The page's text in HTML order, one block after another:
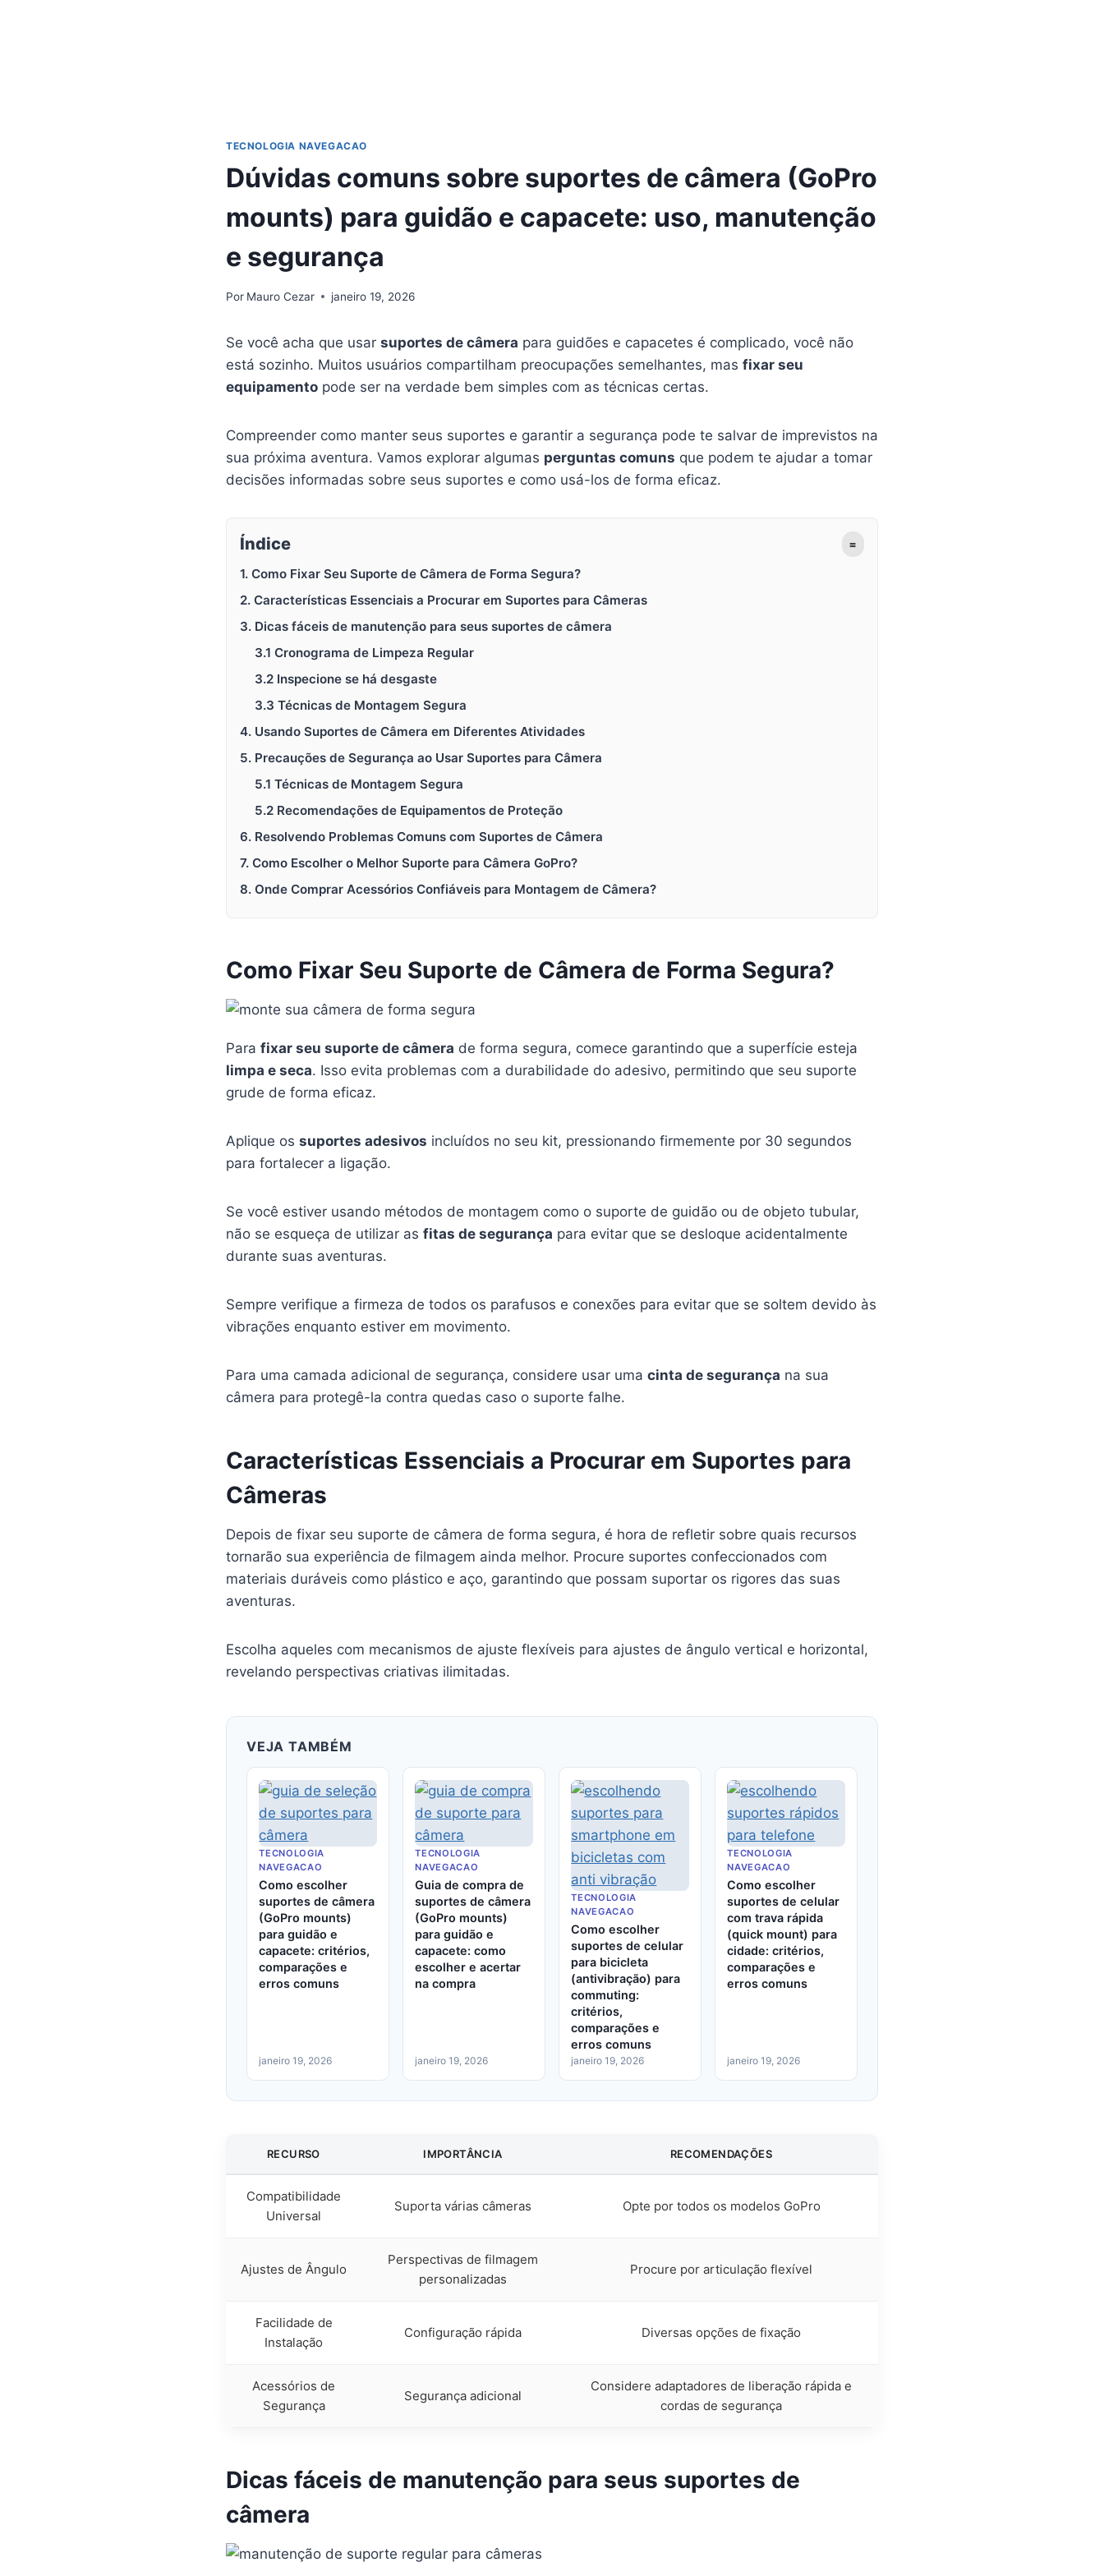
TECNOLOGIA NAVEGACAO
Dúvidas comuns sobre suportes de câmera (GoPro
mounts) para guidão e capacete: uso, manutenção
e segurança
Por Mauro Cezar janeiro 19, 2026
Se você acha que usar suportes de câmera para guidões e capacetes é complicado, você não
está sozinho. Muitos usuários compartilham preocupações semelhantes, mas fixar seu
equipamento pode ser na verdade bem simples com as técnicas certas.
Compreender como manter seus suportes e garantir a segurança pode te salvar de imprevistos na
sua próxima aventura. Vamos explorar algumas perguntas comuns que podem te ajudar a tomar
decisões informadas sobre seus suportes e como usá-los de forma eficaz.
Índice ≡
1. Como Fixar Seu Suporte de Câmera de Forma Segura?
2. Características Essenciais a Procurar em Suportes para Câmeras
3. Dicas fáceis de manutenção para seus suportes de câmera
3.1 Cronograma de Limpeza Regular
3.2 Inspecione se há desgaste
3.3 Técnicas de Montagem Segura
4. Usando Suportes de Câmera em Diferentes Atividades
5. Precauções de Segurança ao Usar Suportes para Câmera
5.1 Técnicas de Montagem Segura
5.2 Recomendações de Equipamentos de Proteção
6. Resolvendo Problemas Comuns com Suportes de Câmera
7. Como Escolher o Melhor Suporte para Câmera GoPro?
8. Onde Comprar Acessórios Confiáveis para Montagem de Câmera?
Como Fixar Seu Suporte de Câmera de Forma Segura?
Para fixar seu suporte de câmera de forma segura, comece garantindo que a superfície esteja
limpa e seca. Isso evita problemas com a durabilidade do adesivo, permitindo que seu suporte
grude de forma eficaz.
Aplique os suportes adesivos incluídos no seu kit, pressionando firmemente por 30 segundos
para fortalecer a ligação.
Se você estiver usando métodos de montagem como o suporte de guidão ou de objeto tubular,
não se esqueça de utilizar as fitas de segurança para evitar que se desloque acidentalmente
durante suas aventuras.
Sempre verifique a firmeza de todos os parafusos e conexões para evitar que se soltem devido às
vibrações enquanto estiver em movimento.
Para uma camada adicional de segurança, considere usar uma cinta de segurança na sua
câmera para protegê-la contra quedas caso o suporte falhe.
Características Essenciais a Procurar em Suportes para
Câmeras
Depois de fixar seu suporte de câmera de forma segura, é hora de refletir sobre quais recursos
tornarão sua experiência de filmagem ainda melhor. Procure suportes confeccionados com
materiais duráveis como plástico e aço, garantindo que possam suportar os rigores das suas
aventuras.
Escolha aqueles com mecanismos de ajuste flexíveis para ajustes de ângulo vertical e horizontal,
revelando perspectivas criativas ilimitadas.
VEJA TAMBÉM
TECNOLOGIA
NAVEGACAO
Como escolher
suportes de câmera
(GoPro mounts)
para guidão e
capacete: critérios,
comparações e
erros comuns
janeiro 19, 2026
TECNOLOGIA
NAVEGACAO
Guia de compra de
suportes de câmera
(GoPro mounts)
para guidão e
capacete: como
escolher e acertar
na compra
janeiro 19, 2026
TECNOLOGIA
NAVEGACAO
Como escolher
suportes de celular
para bicicleta
(antivibração) para
commuting:
critérios,
comparações e
erros comuns
janeiro 19, 2026
TECNOLOGIA
NAVEGACAO
Como escolher
suportes de celular
com trava rápida
(quick mount) para
cidade: critérios,
comparações e
erros comuns
janeiro 19, 2026
RECURSO IMPORTÂNCIA RECOMENDAÇÕES
Compatibilidade
Universal
Suporta várias câmeras Opte por todos os modelos GoPro
Ajustes de Ângulo
Perspectivas de filmagem
personalizadas
Procure por articulação flexível
Facilidade de
Instalação
Configuração rápida Diversas opções de fixação
Acessórios de
Segurança
Segurança adicional
Considere adaptadores de liberação rápida e
cordas de segurança
Dicas fáceis de manutenção para seus suportes de
câmera